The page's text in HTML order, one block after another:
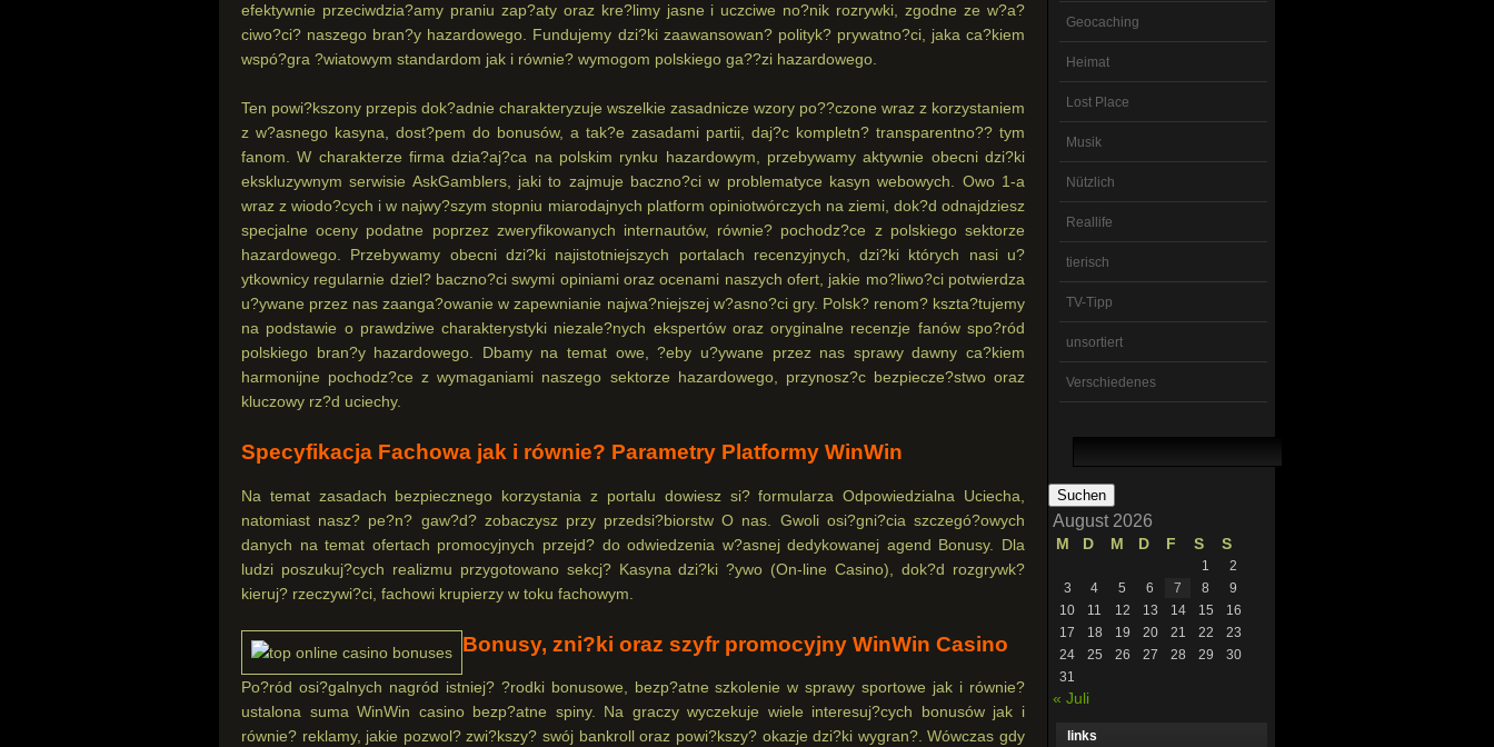
Geocaching
Heimat
Lost Place
Musik
Nützlich
Reallife
tierisch
TV-Tipp
unsortiert
Verschiedenes
August 2026
M D M D F S S
1
2
3
4 5 6 7 8
9
10
11 12 13 14 15
16
17
18 19 20 21 22
23
24
25 26 27 28 29
30
31
« Juli
links
efektywnie przeciwdzia?amy praniu zap?aty oraz kre?limy jasne i uczciwe no?nik rozrywki, zgodne ze w?a?
ciwo?ci? naszego bran?y hazardowego. Fundujemy dzi?ki zaawansowan? polityk? prywatno?ci, jaka ca?kiem
wspó?gra ?wiatowym standardom jak i równie? wymogom polskiego ga??zi hazardowego.
Ten powi?kszony przepis dok?adnie charakteryzuje wszelkie zasadnicze wzory po??czone wraz z korzystaniem
z w?asnego kasyna, dost?pem do bonusów, a tak?e zasadami partii, daj?c kompletn? transparentno?? tym
fanom. W charakterze firma dzia?aj?ca na polskim rynku hazardowym, przebywamy aktywnie obecni dzi?ki
ekskluzywnym serwisie AskGamblers, jaki to zajmuje baczno?ci w problematyce kasyn webowych. Owo 1-a
wraz z wiodo?cych i w najwy?szym stopniu miarodajnych platform opiniotwórczych na ziemi, dok?d odnajdziesz
specjalne oceny podatne poprzez zweryfikowanych internautów, równie? pochodz?ce z polskiego sektorze
hazardowego. Przebywamy obecni dzi?ki najistotniejszych portalach recenzyjnych, dzi?ki których nasi u?
ytkownicy regularnie dziel? baczno?ci swymi opiniami oraz ocenami naszych ofert, jakie mo?liwo?ci potwierdza
u?ywane przez nas zaanga?owanie w zapewnianie najwa?niejszej w?asno?ci gry. Polsk? renom? kszta?tujemy
na podstawie o prawdziwe charakterystyki niezale?nych ekspertów oraz oryginalne recenzje fanów spo?ród
polskiego bran?y hazardowego. Dbamy na temat owe, ?eby u?ywane przez nas sprawy dawny ca?kiem
harmonijne pochodz?ce z wymaganiami naszego sektorze hazardowego, przynosz?c bezpiecze?stwo oraz
kluczowy rz?d uciechy.
Specyfikacja Fachowa jak i równie? Parametry Platformy WinWin
Na temat zasadach bezpiecznego korzystania z portalu dowiesz si? formularza Odpowiedzialna Uciecha,
natomiast nasz? pe?n? gaw?d? zobaczysz przy przedsi?biorstw O nas. Gwoli osi?gni?cia szczegó?owych
danych na temat ofertach promocyjnych przejd? do odwiedzenia w?asnej dedykowanej agend Bonusy. Dla
ludzi poszukuj?cych realizmu przygotowano sekcj? Kasyna dzi?ki ?ywo (On-line Casino), dok?d rozgrywk?
kieruj? rzeczywi?ci, fachowi krupierzy w toku fachowym.
Bonusy, zni?ki oraz szyfr promocyjny WinWin Casino
Po?ród osi?galnych nagród istniej? ?rodki bonusowe, bezp?atne szkolenie w sprawy sportowe jak i równie?
ustalona suma WinWin casino bezp?atne spiny. Na graczy wyczekuje wiele interesuj?cych bonusów jak i
równie? reklamy, jakie pozwol? zwi?kszy? swój bankroll oraz powi?kszy? okazje dzi?ki wygran?. Wówczas gdy